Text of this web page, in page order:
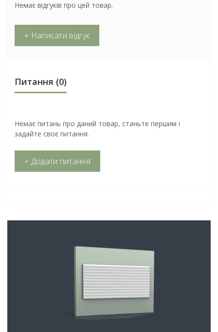
Немає відгуків про цей товар.
+ Написати відгук
Питання (0)
Немає питань про даний товар, станьте першим і
задайте своє питання.
+ Додати питання